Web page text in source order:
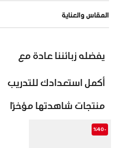
المقاس والعناية
يفضله زبائننا عادة مع
أكمل استعدادك للتدريب
منتجات شاهدتها مؤخرًا
-%40